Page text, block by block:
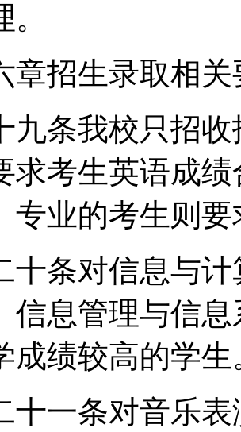
招生录取相关
我校只招收
求考生英语成
专业的考生则
对信息与计
信息管理与信
成绩较高的学生
条对音乐表